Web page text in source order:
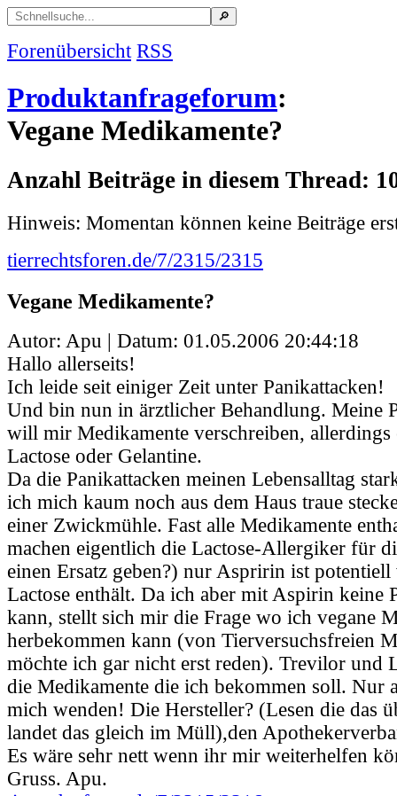
Forenübersicht RSS
Produktanfrageforum:
Vegane Medikamente?
Anzahl Beiträge in diesem Thread:
Hinweis: Momentan können keine Beiträge
tierrechtsforen.de/7/2315/2315
Vegane Medikamente?
Autor: Apu | Datum: 01.05.2006 20:44:18
Hallo allerseits!
Ich leide seit einiger Zeit unter Panikattacken!
Und bin nun in ärztlicher Behandlung. Meine
will mir Medikamente verschreiben, allerdings
Lactose oder Gelantine.
Da die Panikattacken meinen Lebensalltag
ich mich kaum noch aus dem Haus traue
einer Zwickmühle. Fast alle Medikamente
machen eigentlich die Lactose-Allergiker für
einen Ersatz geben?) nur Aspririn ist potentiell
Lactose enthält. Da ich aber mit Aspirin keine
kann, stellt sich mir die Frage wo ich vegane
herbekommen kann (von Tierversuchsfreien
möchte ich gar nicht erst reden). Trevilor und
die Medikamente die ich bekommen soll. Nur
mich wenden! Die Hersteller? (Lesen die das
landet das gleich im Müll),den
Es wäre sehr nett wenn ihr mir weiterhelfen
Gruss. Apu.